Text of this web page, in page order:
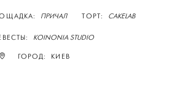
ПРИЧАЛ ТОРТ: CAKELAB
KOINONIA STUDIO
ГОРОД: КИЕВ